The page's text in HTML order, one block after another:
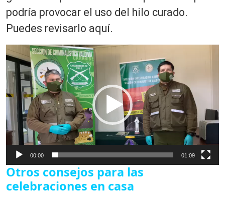
podría provocar el uso del hilo curado.
Puedes revisarlo aquí.
R
e
p
r
o
d
u
c
r
d
00:00 01:09
Otros consejos para las
celebraciones en casa